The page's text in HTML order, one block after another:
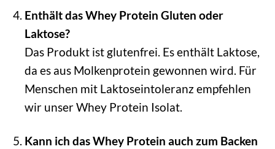
Enthält das Whey Protein Gluten oder
Laktose?
Das Produkt ist glutenfrei. Es enthält Laktose,
da es aus Molkenprotein gewonnen wird. Für
Menschen mit Laktoseintoleranz empfehlen
wir unser Whey Protein Isolat.
Kann ich das Whey Protein auch zum Backen